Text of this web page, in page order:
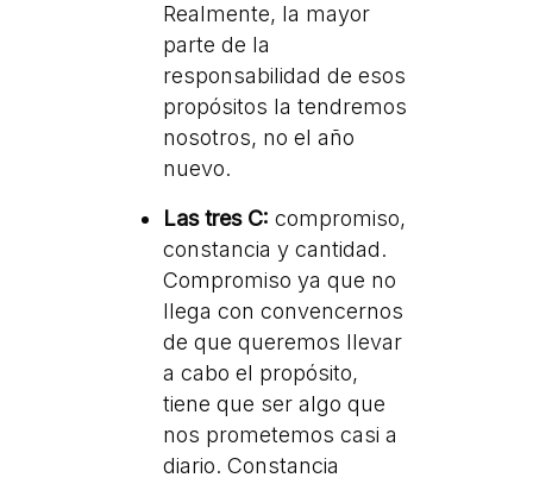
Realmente, la mayor
parte de la
responsabilidad de esos
propósitos la tendremos
nosotros, no el año
nuevo.
Las tres C: compromiso,
constancia y cantidad.
Compromiso ya que no
llega con convencernos
de que queremos llevar
a cabo el propósito,
tiene que ser algo que
nos prometemos casi a
diario. Constancia